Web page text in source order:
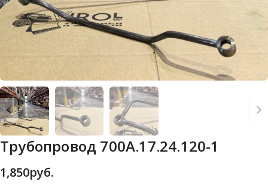
Трубопровод 700А.17.24.120-1
1,850руб.